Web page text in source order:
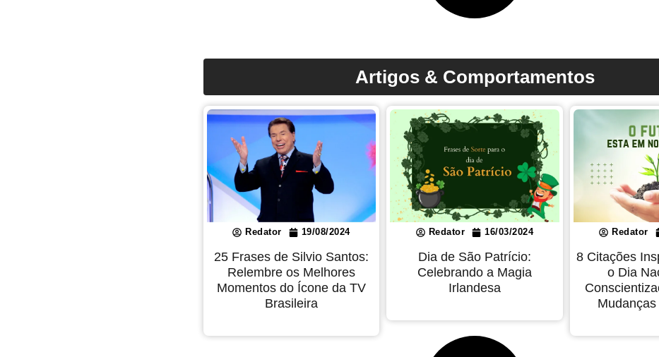
Artigos & Comportamentos
Redator 19/08/2024
25 Frases de Silvio Santos:
Relembre os Melhores
Momentos do Ícone da TV
Brasileira
Redator 16/03/2024
Dia de São Patrício:
Celebrando a Magia
Irlandesa
Redator
8 Citações
o Dia